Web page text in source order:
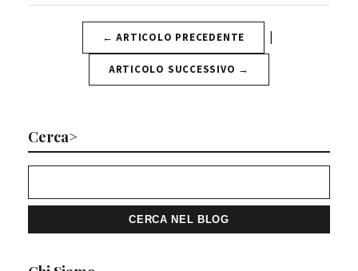
← ARTICOLO PRECEDENTE |
ARTICOLO SUCCESSIVO →
Cerca>